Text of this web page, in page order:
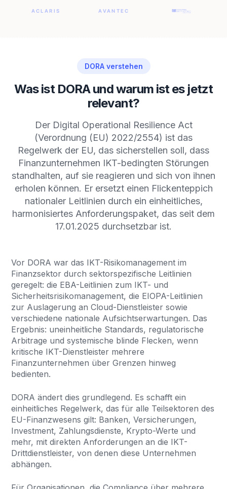
DORA verstehen
Was ist DORA und warum ist es jetzt
relevant?
Der Digital Operational Resilience Act
(Verordnung (EU) 2022/2554) ist das
Regelwerk der EU, das sicherstellen soll, dass
Finanzunternehmen IKT-bedingten Störungen
standhalten, auf sie reagieren und sich von ihnen
erholen können. Er ersetzt einen Flickenteppich
nationaler Leitlinien durch ein einheitliches,
harmonisiertes Anforderungspaket, das seit dem
17.01.2025 durchsetzbar ist.
Vor DORA war das IKT-Risikomanagement im
Finanzsektor durch sektorspezifische Leitlinien
geregelt: die EBA-Leitlinien zum IKT- und
Sicherheitsrisikomanagement, die EIOPA-Leitlinien
zur Auslagerung an Cloud-Dienstleister sowie
verschiedene nationale Aufsichtserwartungen. Das
Ergebnis: uneinheitliche Standards, regulatorische
Arbitrage und systemische blinde Flecken, wenn
kritische IKT-Dienstleister mehrere
Finanzunternehmen über Grenzen hinweg
bedienten.
DORA ändert dies grundlegend. Es schafft ein
einheitliches Regelwerk, das für alle Teilsektoren des
EU-Finanzwesens gilt: Banken, Versicherungen,
Investment, Zahlungsdienste, Krypto-Werte und
mehr, mit direkten Anforderungen an die IKT-
Drittdienstleister, von denen diese Unternehmen
abhängen.